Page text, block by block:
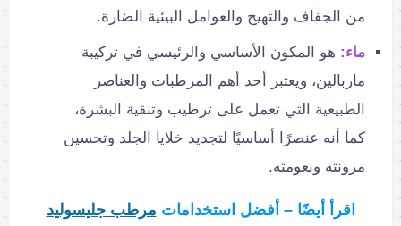
من الجفاف والتهيج والعوامل البيئية الضارة.
ماء: هو المكون الأساسي والرئيسي في تركيبة
ماربالين، ويعتبر أحد أهم المرطبات والعناصر
الطبيعية التي تعمل على ترطيب وتنقية البشرة،
كما أنه عنصرًا أساسيًا لتجديد خلايا الجلد وتحسين
مرونته ونعومته.
اقرأ أيضًا – أفضل استخدامات مرطب جليسوليد